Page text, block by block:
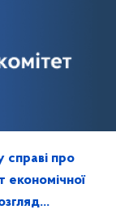
справі про
економічної